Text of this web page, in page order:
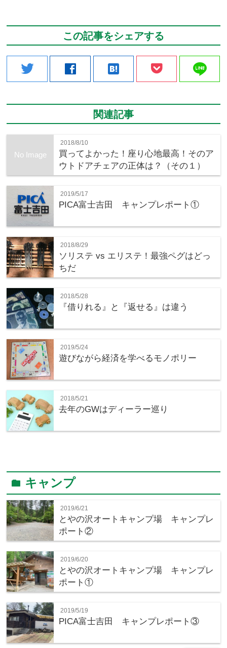
この記事をシェアする
twitter facebook hatenabookmark line
関連記事
No Image
2018/8/10
買ってよかった！座り心地最高！そのア
ウトドアチェアの正体は？（その１）
2019/5/17
PICA富士吉田 キャンプレポート①
2018/8/29
ソリステ vs エリステ！最強ペグはどっ
ちだ
2018/5/28
『借りれる』と『返せる』は違う
2019/5/24
遊びながら経済を学べるモノポリー
2018/5/21
去年のGWはディーラー巡り
folder キャンプ
2019/6/21
とやの沢オートキャンプ場 キャンプレ
ポート②
2019/6/20
とやの沢オートキャンプ場 キャンプレ
ポート①
2019/5/19
PICA富士吉田 キャンプレポート③